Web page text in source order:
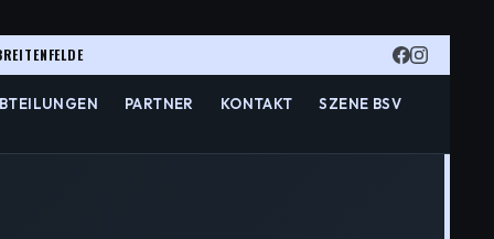
PARTNER KONTAKT SZENE BSV